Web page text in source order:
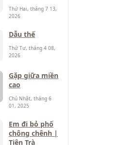
Thứ Hai, tháng 7 13,
2026
Dẫu thế
Thứ Tư, tháng 4 08,
2026
Gặp giữa miền
cao
Chủ Nhật, tháng 6
01, 2025
Em đi bỏ phố
chông chênh |
Tiên Trà